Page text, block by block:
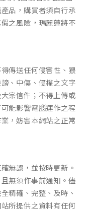
品，購買者須自行承
之風險，瑪麗蓮將不
傳送任何侵害性、猥
、中傷、侵權之文字
宗信件；不得上傳或
能影響電腦運作之程
，妨害本網站之正常
無誤，並按時更新。
無須作事前通知。儘
精確、完整、及時、
所提供之資料有任何